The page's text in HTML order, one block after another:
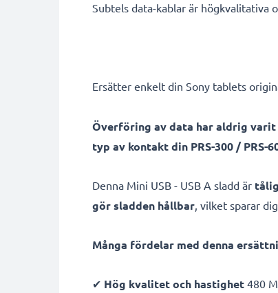
Subtels data-kablar är högkvalitativa
Ersätter enkelt din Sony tablets
Överföring av data har aldrig varit
typ av kontakt din PRS-300 / PRS-
Denna Mini USB - USB A sladd är
gör sladden hållbar, vilket sparar
Många fördelar med denna
✔ Hög kvalitet och hastighet 480